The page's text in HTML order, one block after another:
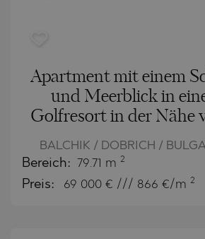
Apartment mit einem
und Meerblick in
Golfresort in der Nähe
BALCHIK / DOBRICH /
Bereich: 79.71 m 2
Preis: 69 000 € /// 866 €/m 2